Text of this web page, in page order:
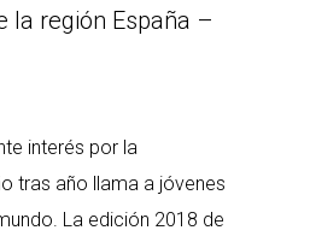
la región España –
interés por la
tras año llama a jóvenes
La edición 2018 de